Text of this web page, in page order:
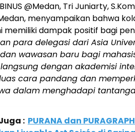
@Medan, Tri Juniarty,
menyampaikan bahwa
memiliki dampak positif bagi
para delegasi dari Asia
wawasan baru bagi
dengan akademisi
cara pandang dan
dalam menghadapi
: PURANA dan